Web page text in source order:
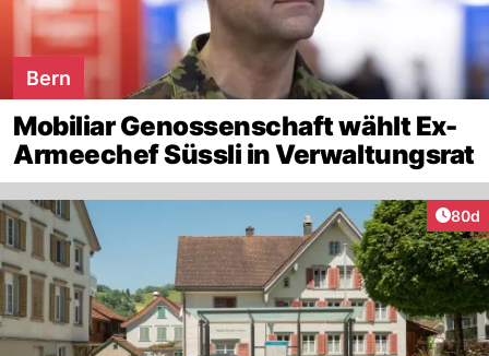
Bern
Mobiliar Genossenschaft wählt Ex-
Armeechef Süssli in Verwaltungsrat
80d